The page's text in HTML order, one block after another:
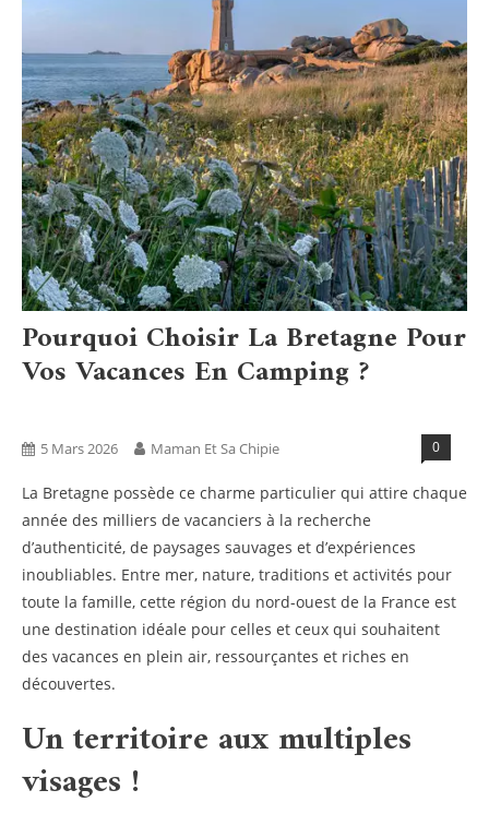
Pourquoi Choisir La Bretagne Pour
Vos Vacances En Camping ?
5 Mars 2026 Maman Et Sa Chipie 0
La Bretagne possède ce charme particulier qui attire chaque
année des milliers de vacanciers à la recherche
d’authenticité, de paysages sauvages et d’expériences
inoubliables. Entre mer, nature, traditions et activités pour
toute la famille, cette région du nord-ouest de la France est
une destination idéale pour celles et ceux qui souhaitent
des vacances en plein air, ressourçantes et riches en
découvertes.
Un territoire aux multiples
visages !